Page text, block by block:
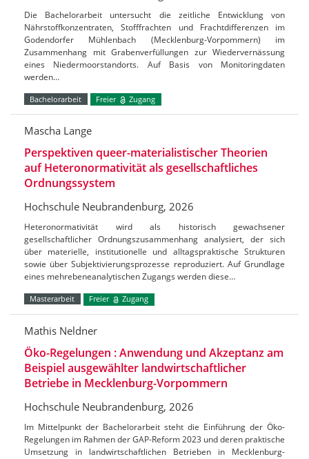
Die Bachelorarbeit untersucht die zeitliche Entwicklung von
Nährstoffkonzentraten, Stofffrachten und Frachtdifferenzen im
Godendorfer Mühlenbach (Mecklenburg-Vorpommern) im
Zusammenhang mit Grabenverfüllungen zur Wiedervernässung
eines Niedermoorstandorts. Auf Basis von Monitoringdaten
werden…
Bachelorarbeit Freier Zugang
Mascha Lange
Perspektiven queer-materialistischer Theorien
auf Heteronormativität als gesellschaftliches
Ordnungssystem
Hochschule Neubrandenburg, 2026
Heteronormativität wird als historisch gewachsener
gesellschaftlicher Ordnungszusammenhang analysiert, der sich
über materielle, institutionelle und alltagspraktische Strukturen
sowie über Subjektivierungsprozesse reproduziert. Auf Grundlage
eines mehrebeneanalytischen Zugangs werden diese…
Masterarbeit Freier Zugang
Mathis Neldner
Öko-Regelungen : Anwendung und Akzeptanz am
Beispiel ausgewählter landwirtschaftlicher
Betriebe in Mecklenburg-Vorpommern
Hochschule Neubrandenburg, 2026
Im Mittelpunkt der Bachelorarbeit steht die Einführung der Öko-
Regelungen im Rahmen der GAP-Reform 2023 und deren praktische
Umsetzung in landwirtschaftlichen Betrieben in Mecklenburg-